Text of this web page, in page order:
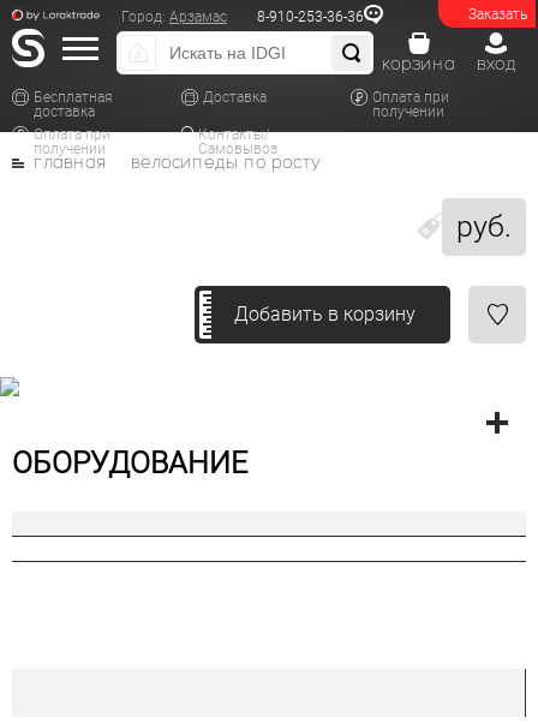
Заказать
Город: Арзамас 8-910-253-36-36
Бесплатная
доставка
Доставка
Оплата при
получении
Оплата при
получении
Контакты/
Самовывоз
вход
корзина
руб.
главная велосипеды по росту
Добавить в корзину
ОБОРУДОВАНИЕ